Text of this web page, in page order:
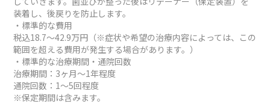
装着し、後戻りを防止します。
・標準的な費用
税込18.7～42.9万円（※症状や希望の治療内容によっては、この
範囲を超える費用が発生する場合があります。）
・標準的な治療期間・通院回数
治療期間：3ヶ月～1年程度
通院回数：1～5回程度
※保定期間は含みます。